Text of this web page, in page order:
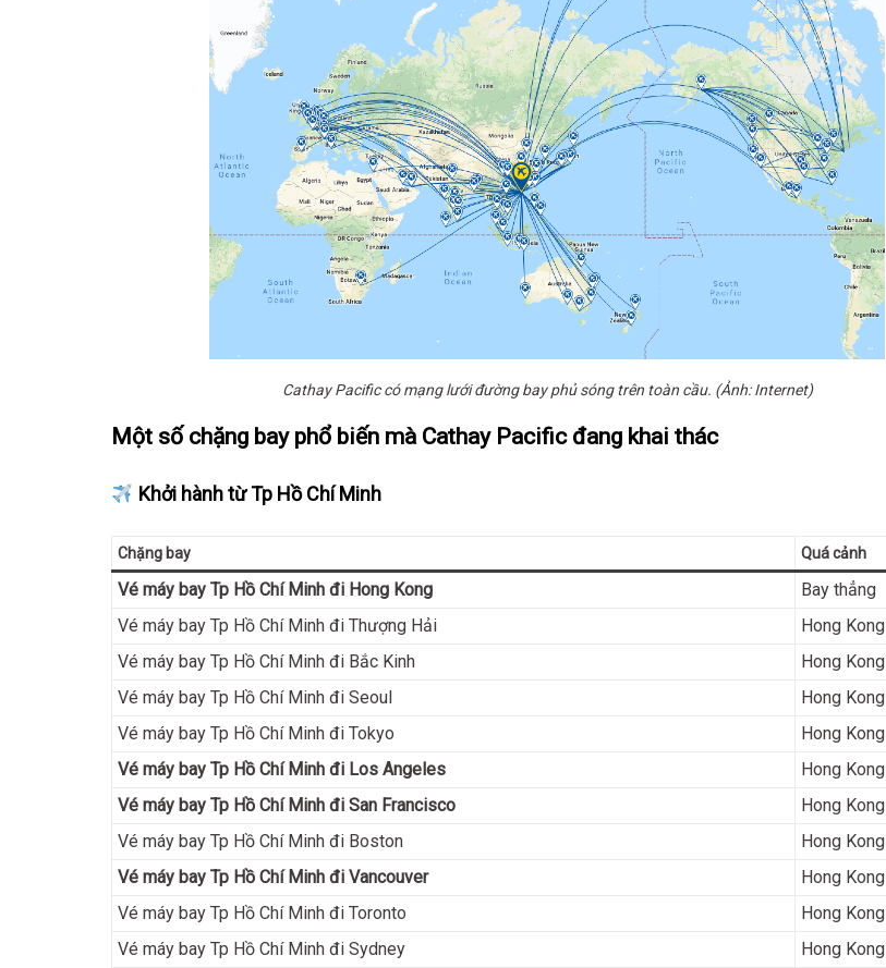
Cathay Pacific có mạng lưới đường bay phủ sóng trên toàn cầu. (Ảnh: Internet)
Một số chặng bay phổ biến mà Cathay Pacific đang khai thác
Khởi hành từ Tp Hồ Chí Minh
Chặng bay Quá cảnh
Vé máy bay Tp Hồ Chí Minh đi Hong Kong
Bay thẳng
Vé máy bay Tp Hồ Chí Minh đi Thượng Hải
Hong Kong
Vé máy bay Tp Hồ Chí Minh đi Bắc Kinh
Hong Kong
Vé máy bay Tp Hồ Chí Minh đi Seoul
Hong Kong
Vé máy bay Tp Hồ Chí Minh đi Tokyo
Hong Kong
Vé máy bay Tp Hồ Chí Minh đi Los Angeles
Hong Kong
Vé máy bay Tp Hồ Chí Minh đi San Francisco
Hong Kong
Vé máy bay Tp Hồ Chí Minh đi Boston
Hong Kong
Vé máy bay Tp Hồ Chí Minh đi Vancouver
Hong Kong
Vé máy bay Tp Hồ Chí Minh đi Toronto
Hong Kong
Vé máy bay Tp Hồ Chí Minh đi Sydney
Hong Kong